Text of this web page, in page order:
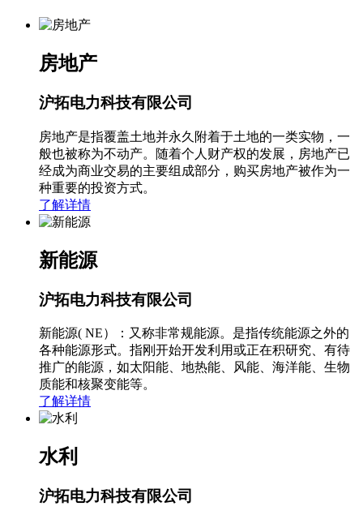
房地产
沪拓电力科技有限公司
房地产是指覆盖土地并永久附着于土地的一类实物，一
般也被称为不动产。随着个人财产权的发展，房地产已
经成为商业交易的主要组成部分，购买房地产被作为一
种重要的投资方式。
了解详情
新能源
沪拓电力科技有限公司
新能源( NE）：又称非常规能源。是指传统能源之外的
各种能源形式。指刚开始开发利用或正在积研究、有待
推广的能源，如太阳能、地热能、风能、海洋能、生物
质能和核聚变能等。
了解详情
水利
沪拓电力科技有限公司